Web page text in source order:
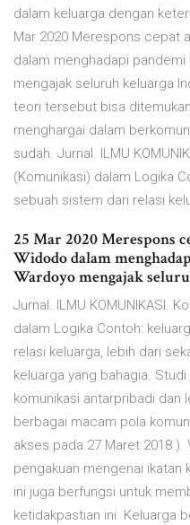
dalam keluarga dengan
Mar 2020 Merespons cepat
dalam menghadapi pandemi
mengajak seluruh keluarga
teori tersebut bisa
menghargai dalam
sudah. Jurnal. ILMU
(Komunikasi) dalam Logika
sebuah sistem dari relasi
25 Mar 2020 Merespons
Widodo dalam
Wardoyo mengajak
Jurnal. ILMU KOMUNIKASI.
dalam Logika Contoh:
relasi keluarga, lebih dari
keluarga yang bahagia.
komunikasi antarpribadi dan
berbagai macam pola
akses pada 27 Maret 2018 ).
pengakuan mengenai ikatan
ini juga berfungsi untuk
ketidakpastian ini. Keluarga